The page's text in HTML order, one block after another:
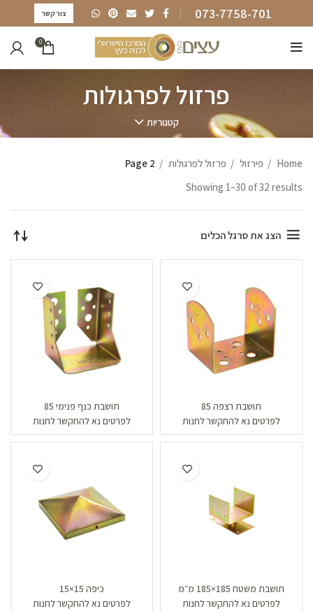
073-7758-701 צור קשר
0
פרזול לפרגולות
קטגוריות
Home פירזול פרזול לפרגולות
Page 2
Showing 1–30 of 32 results
הצג את סרגל הכלים
תושבת רצפה 85
לפרטים נא להתקשר לחנות
תושבת כנף פנימי 85
לפרטים נא להתקשר לחנות
תושבת משטח 185×185 מ״מ
לפרטים נא להתקשר לחנות
כיפה 15×15
לפרטים נא להתקשר לחנות